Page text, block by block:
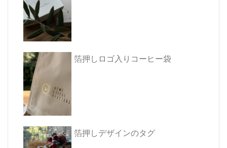
箔押しロゴ入りコーヒー袋
箔押しデザインのタグ